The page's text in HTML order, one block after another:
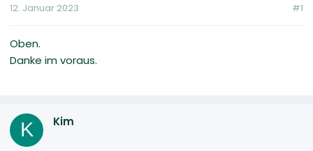
e
t
12. Januar 2023 #1
Oben.
Danke im voraus.
K Kim